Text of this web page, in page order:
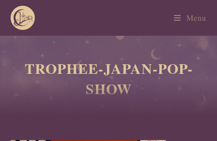
Menu
TROPHEE-JAPAN-POP-
SHOW